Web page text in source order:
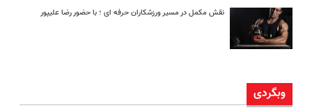
نقش مکمل در مسیر ورزشکاران حرفه ای ؛ با حضور رضا علیپور
وبگردی